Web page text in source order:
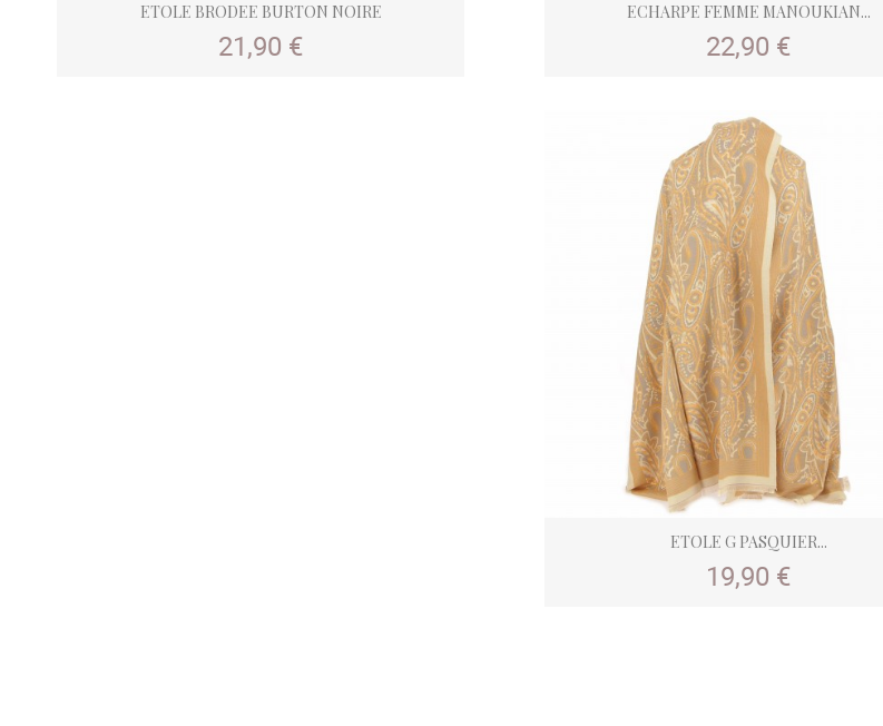
ETOLE BRODEE BURTON NOIRE
Prix
21,90 €
ECHARPE FEMME MANOUKIAN...
Prix
22,90 €
ETOLE G PASQUIER...
Prix
19,90 €